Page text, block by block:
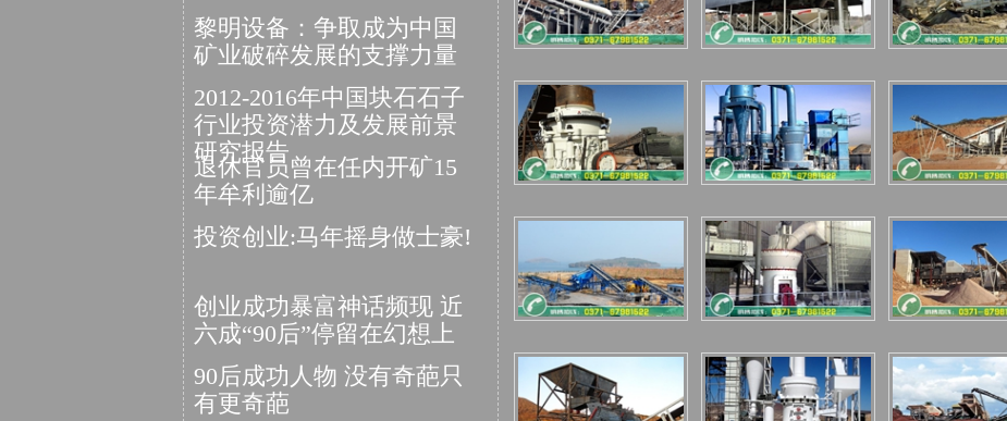
黎明设备：争取成为中国
矿业破碎发展的支撑力量
2012-2016年中国块石石子
行业投资潜力及发展前景
研究报告
退休官员曾在任内开矿15
年牟利逾亿
投资创业:马年摇身做士豪!
创业成功暴富神话频现 近
六成“90后”停留在幻想上
90后成功人物 没有奇葩只
有更奇葩